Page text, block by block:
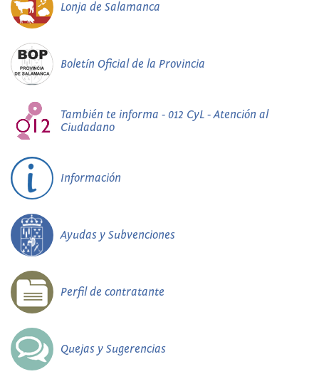
Lonja de Salamanca
Boletín Oficial de la Provincia
También te informa - 012 CyL - Atención al
Ciudadano
Información
Ayudas y Subvenciones
Perfil de contratante
Quejas y Sugerencias